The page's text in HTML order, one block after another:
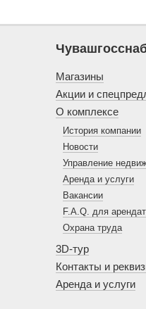
Магазины
Акции и
О комплексе
История компании
Новости
Управление
Аренда и услуги
Вакансии
F.A.Q. для
Охрана труда
3D-тур
Контакты и
Аренда и услуги